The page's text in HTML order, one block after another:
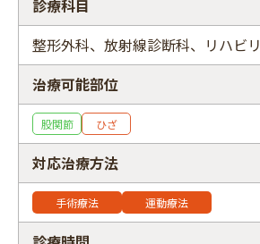
フリーワード
診療科目
整形外科、放射線診断科、リハビ
治療可能部位
股関節 ひざ
対応治療方法
手術療法 運動療法